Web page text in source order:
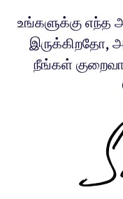
உங்களுக்கு எந்த
இருக்கிறதோ,
நீங்கள்